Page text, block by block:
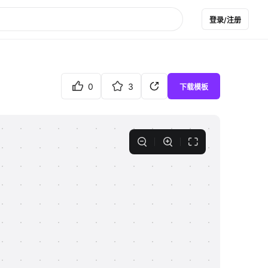
登录/注册
0 3 下载模板